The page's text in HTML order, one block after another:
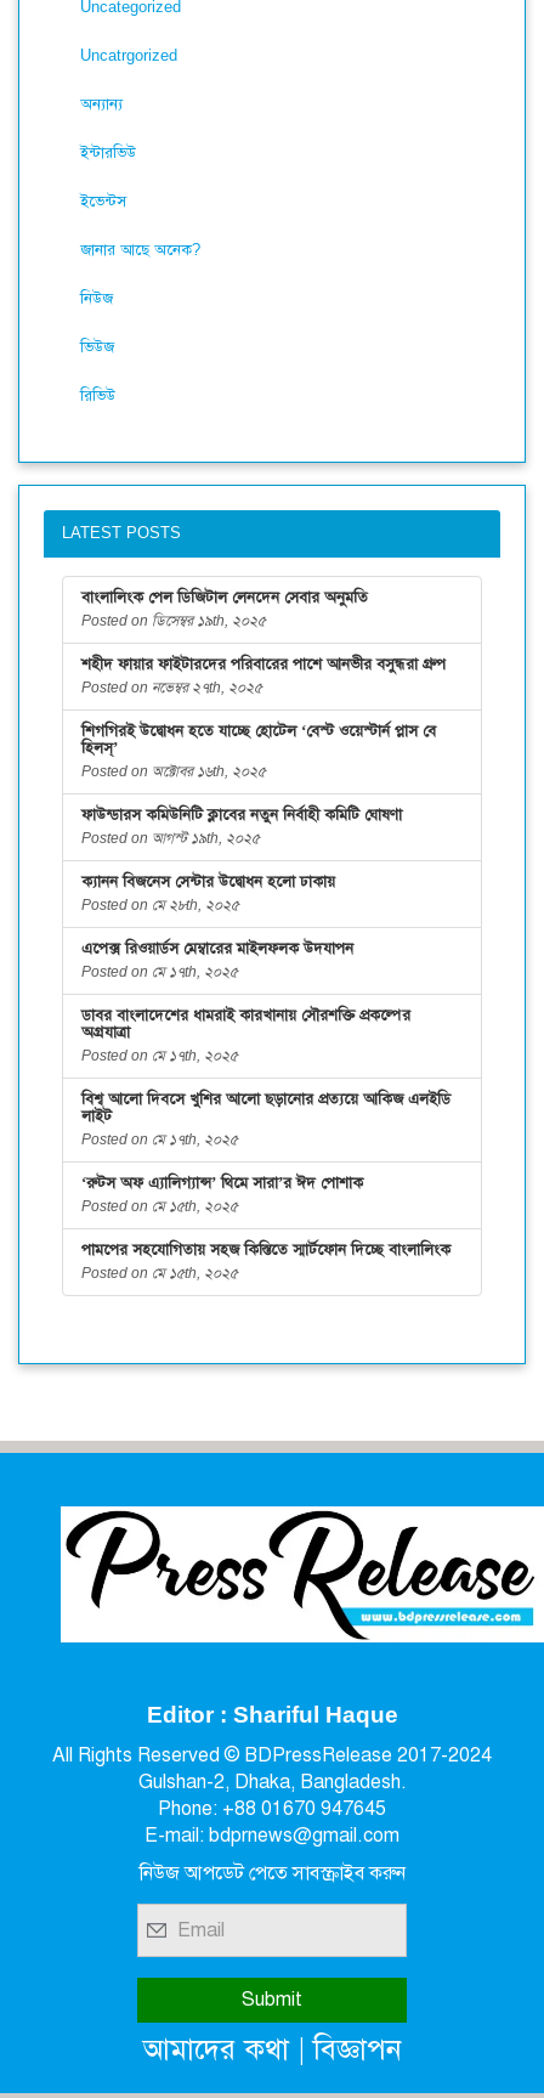
Uncategorized
Uncatrgorized
অন্যান্য
ইন্টারভিউ
ইভেন্টস
জানার আছে অনেক?
নিউজ
ভিউজ
রিভিউ
LATEST POSTS
বাংলালিংক পেল ডিজিটাল লেনদেন সেবার অনুমতি
Posted on ডিসেম্বর ১৯th, ২০২৫
শহীদ ফায়ার ফাইটারদের পরিবারের পাশে আনভীর বসুন্ধরা গ্রুপ
Posted on নভেম্বর ২৭th, ২০২৫
শিগগিরই উদ্বোধন হতে যাচ্ছে হোটেল ‘বেস্ট ওয়েস্টার্ন প্লাস বে
হিলস্’
Posted on অক্টোবর ১৬th, ২০২৫
ফাউন্ডারস কমিউনিটি ক্লাবের নতুন নির্বাহী কমিটি ঘোষণা
Posted on আগস্ট ১৯th, ২০২৫
ক্যানন বিজনেস সেন্টার উদ্বোধন হলো ঢাকায়
Posted on মে ২৮th, ২০২৫
এপেক্স রিওয়ার্ডস মেম্বারের মাইলফলক উদযাপন
Posted on মে ১৭th, ২০২৫
ডাবর বাংলাদেশের ধামরাই কারখানায় সৌরশক্তি প্রকল্পের
অগ্রযাত্রা
Posted on মে ১৭th, ২০২৫
বিশ্ব আলো দিবসে খুশির আলো ছড়ানোর প্রত্যয়ে আকিজ এলইডি
লাইট
Posted on মে ১৭th, ২০২৫
‘রুটস অফ এ্যালিগ্যান্স’ থিমে সারা’র ঈদ পোশাক
Posted on মে ১৫th, ২০২৫
পামপের সহযোগিতায় সহজ কিস্তিতে স্মার্টফোন দিচ্ছে বাংলালিংক
Posted on মে ১৫th, ২০২৫
Editor : Shariful Haque
All Rights Reserved © BDPressRelease 2017-2024
Gulshan-2, Dhaka, Bangladesh.
Phone: +88 01670 947645
E-mail: bdprnews@gmail.com
নিউজ আপডেট পেতে সাবস্ক্রাইব করুন
আমাদের কথা|বিজ্ঞাপন